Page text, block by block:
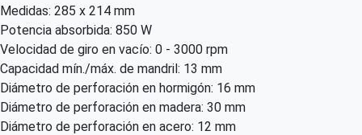
Medidas: 285 x 214 mm
Potencia absorbida: 850 W
Velocidad de giro en vacío: 0 - 3000 rpm
Capacidad mín./máx. de mandril: 13 mm
Diámetro de perforación en hormigón: 16 mm
Diámetro de perforación en madera: 30 mm
Diámetro de perforación en acero: 12 mm